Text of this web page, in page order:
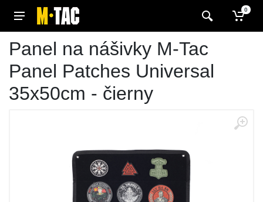
0
Panel na nášivky M-Tac
Panel Patches Universal
35x50cm - čierny